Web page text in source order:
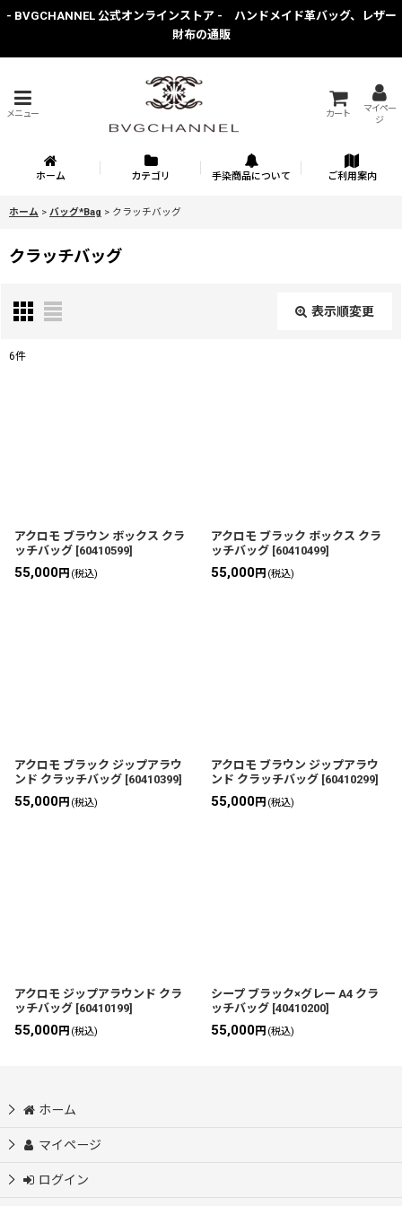
- BVGCHANNEL 公式オンラインストア - ハンドメイド革バッグ、レザー
財布の通販
メニュー カート
マイペー
ジ
ホーム カテゴリ 手染商品について ご利用案内
ホーム > バッグ*Bag > クラッチバッグ
クラッチバッグ
表示順変更
6件
アクロモ ブラウン ボックス クラ
ッチバッグ [60410599]
55,000円 (税込)
アクロモ ブラック ボックス クラ
ッチバッグ [60410499]
55,000円 (税込)
アクロモ ブラック ジップアラウ
ンド クラッチバッグ [60410399]
55,000円 (税込)
アクロモ ブラウン ジップアラウ
ンド クラッチバッグ [60410299]
55,000円 (税込)
アクロモ ジップアラウンド クラ
ッチバッグ [60410199]
55,000円 (税込)
シープ ブラック×グレー A4 クラ
ッチバッグ [40410200]
55,000円 (税込)
ホーム
マイページ
ログイン